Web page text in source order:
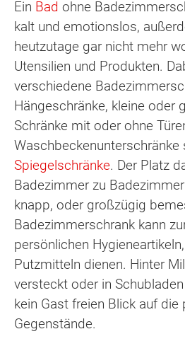
Ein Bad ohne
kalt und emotionslos,
heutzutage gar nicht mehr
Utensilien und Produkten.
verschiedene
Hängeschränke, kleine oder
Schränke mit oder ohne
Waschbeckenunterschränke
Spiegelschränke. Der Platz
Badezimmer zu
knapp, oder großzügig
Badezimmerschrank kann
persönlichen
Putzmitteln dienen. Hinter
versteckt oder in
kein Gast freien Blick auf die
Gegenstände.